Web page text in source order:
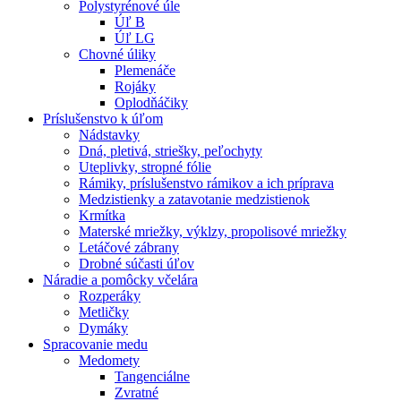
Polystyrénové úle
Úľ B
Úľ LG
Chovné úliky
Plemenáče
Rojáky
Oplodňáčiky
Príslušenstvo k úľom
Nádstavky
Dná, pletivá, striešky, peľochyty
Uteplivky, stropné fólie
Rámiky, príslušenstvo rámikov a ich príprava
Medzistienky a zatavotanie medzistienok
Krmítka
Materské mriežky, výklzy, propolisové mriežky
Letáčové zábrany
Drobné súčasti úľov
Náradie a pomôcky včelára
Rozperáky
Metličky
Dymáky
Spracovanie medu
Medomety
Tangenciálne
Zvratné